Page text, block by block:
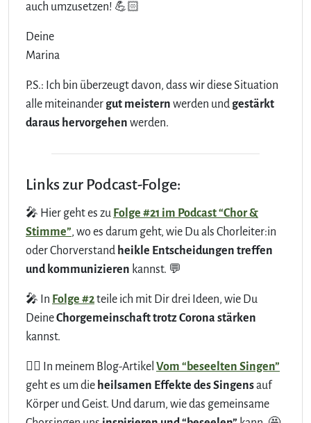
auch umzusetzen! 💪🏻
Deine
Marina
P.S.: Ich bin überzeugt davon, dass wir diese Situation
alle miteinander gut meistern werden und gestärkt
daraus hervorgehen werden.
Links zur Podcast-Folge:
🎤 Hier geht es zu Folge #21 im Podcast “Chor &
Stimme”, wo es darum geht, wie Du als Chorleiter:in
oder Chorverstand heikle Entscheidungen treffen
und kommunizieren kannst. 💬
🎤 In Folge #2teile ich mit Dir drei Ideen, wie Du
DeineChorgemeinschaft trotz Corona stärken
kannst.
✍🏻 In meinem Blog-Artikel Vom “beseelten Singen”
geht es um die heilsamen Effekte des Singensauf
Körper und Geist. Und darum, wie das gemeinsame